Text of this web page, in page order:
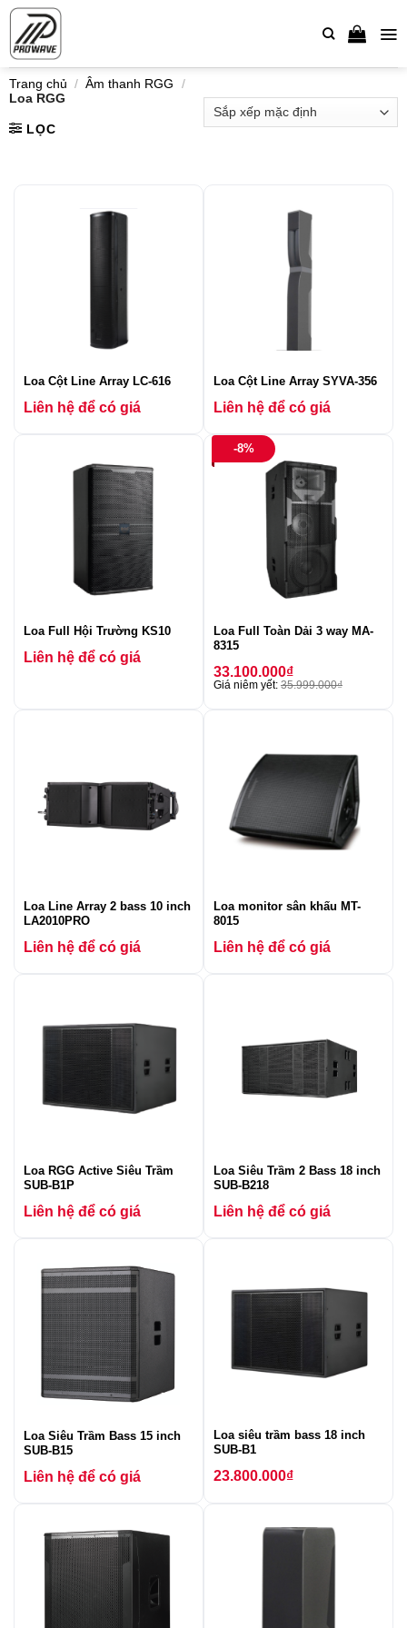
Bỏ
nội
dung
Trang chủ / Âm thanh RGG
/
Loa RGG
LỌC
Loa Cột Line Array LC-616
Liên hệ để có giá
Loa Cột Line Array SYVA-356
Liên hệ để có giá
Loa Full Hội Trường KS10
Liên hệ để có giá
-8%
Loa Full Toàn Dải 3 way MA-
8315
33.100.000₫
Giá niêm yết: 35.999.000₫
Loa Line Array 2 bass 10 inch
LA2010PRO
Liên hệ để có giá
Loa monitor sân khấu MT-
8015
Liên hệ để có giá
Loa RGG Active Siêu Trầm
SUB-B1P
Liên hệ để có giá
Loa Siêu Trầm 2 Bass 18 inch
SUB-B218
Liên hệ để có giá
Loa Siêu Trầm Bass 15 inch
SUB-B15
Liên hệ để có giá
Loa siêu trầm bass 18 inch
SUB-B1
23.800.000₫